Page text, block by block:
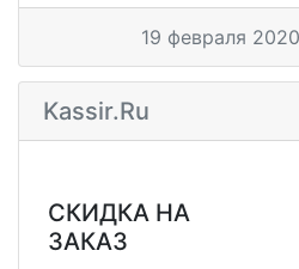
19 февраля
Kassir.ru
СКИДКА НА
ЗАКАЗ